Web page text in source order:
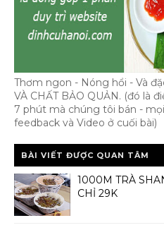
Thơm ngon - Nóng hổi - Và
VÀ CHẤT BẢO QUẢN. (đó là
7 phút mà chúng tôi bán -
feedback và Video ở cuối bài)
BÀI VIẾT ĐƯỢC QUAN TÂM
1000M TRÀ
CHỈ 29K